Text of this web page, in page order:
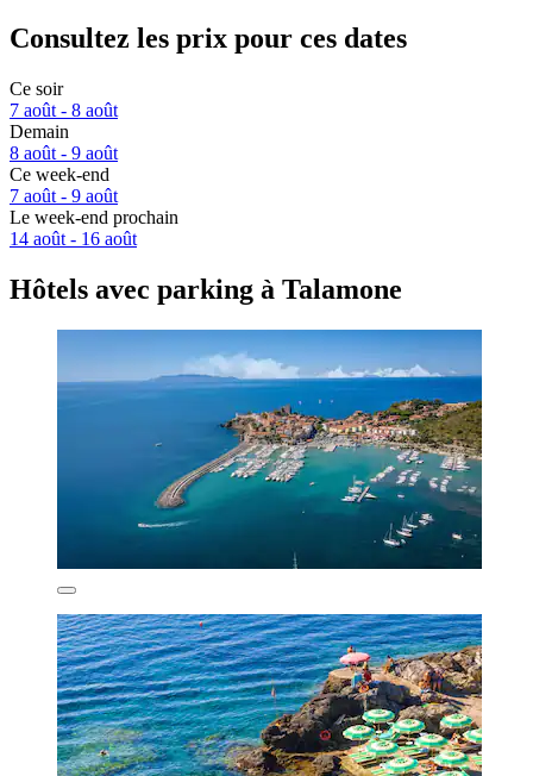
Consultez les prix pour ces dates
Ce soir
7 août - 8 août
Demain
8 août - 9 août
Ce week-end
7 août - 9 août
Le week-end prochain
14 août - 16 août
Hôtels avec parking à Talamone